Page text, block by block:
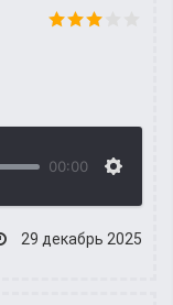
00:00
29 декабрь 2025